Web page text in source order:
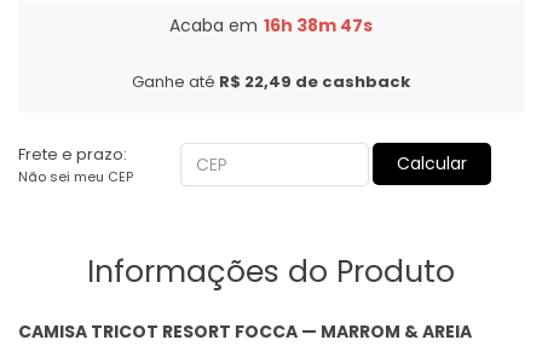
Acaba em 16h 38m 46s
Ganhe até R$ 22,49 de cashback
Frete e prazo:
Não sei meu CEP
Calcular
Informações do Produto
CAMISA TRICOT RESORT FOCCA — MARROM & AREIA